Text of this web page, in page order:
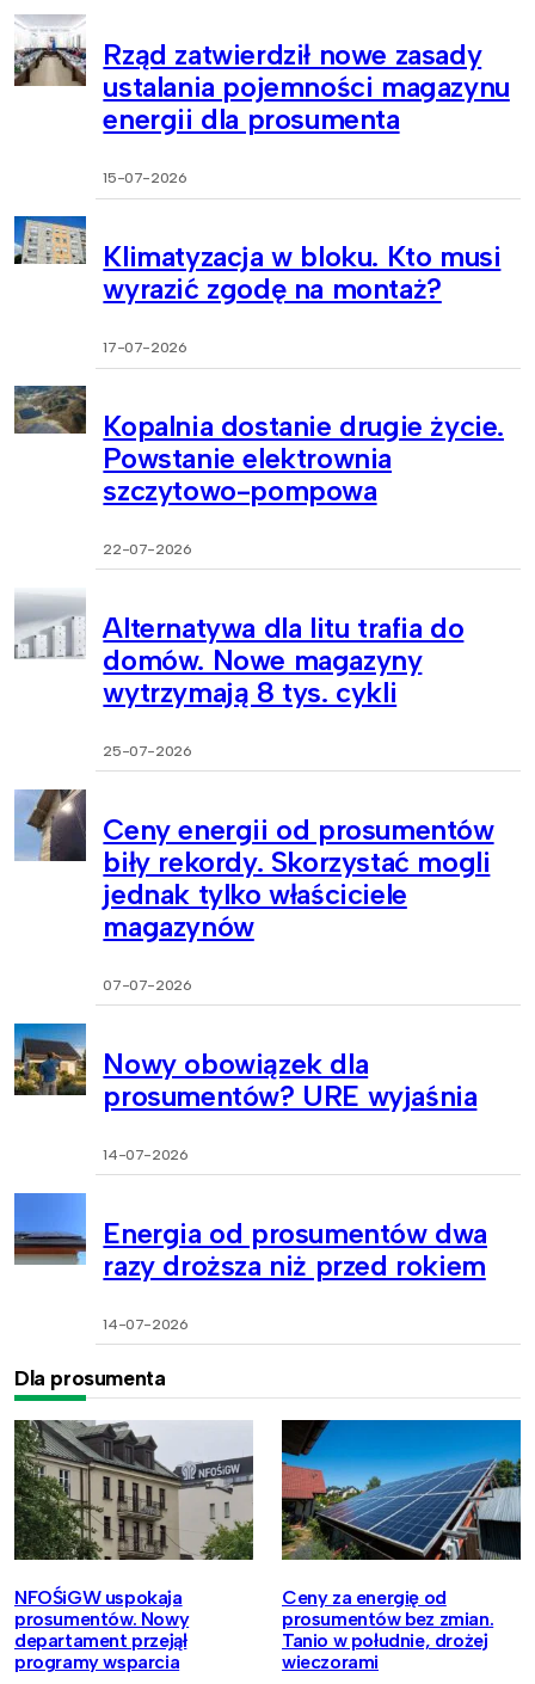
Rząd zatwierdził nowe zasady
ustalania pojemności magazynu
energii dla prosumenta
15-07-2026
Klimatyzacja w bloku. Kto musi
wyrazić zgodę na montaż?
17-07-2026
Kopalnia dostanie drugie życie.
Powstanie elektrownia
szczytowo-pompowa
22-07-2026
Alternatywa dla litu trafia do
domów. Nowe magazyny
wytrzymają 8 tys. cykli
25-07-2026
Ceny energii od prosumentów
biły rekordy. Skorzystać mogli
jednak tylko właściciele
magazynów
07-07-2026
Nowy obowiązek dla
prosumentów? URE wyjaśnia
14-07-2026
Energia od prosumentów dwa
razy droższa niż przed rokiem
14-07-2026
Dla prosumenta
NFOŚiGW uspokaja
prosumentów. Nowy
departament przejął
programy wsparcia
Ceny za energię od
prosumentów bez zmian.
Tanio w południe, drożej
wieczorami